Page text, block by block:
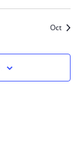
Oct